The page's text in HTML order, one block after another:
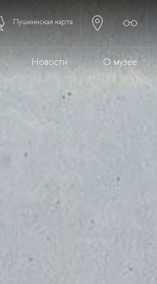
Пушкинская карта
Новости О музее